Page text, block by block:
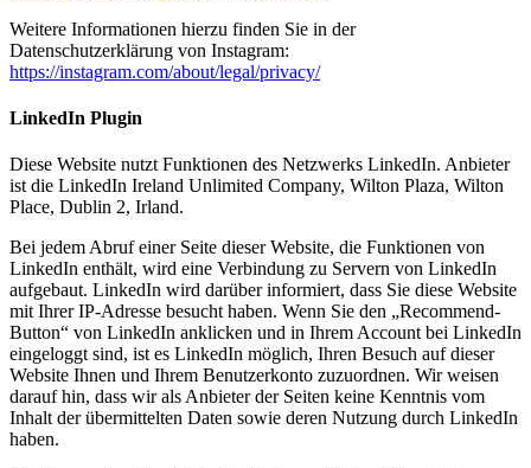
Weitere Informationen hierzu finden Sie in der
Datenschutzerklärung von Instagram:
https://instagram.com/about/legal/privacy/
LinkedIn Plugin
Diese Website nutzt Funktionen des Netzwerks LinkedIn. Anbieter
ist die LinkedIn Ireland Unlimited Company, Wilton Plaza, Wilton
Place, Dublin 2, Irland.
Bei jedem Abruf einer Seite dieser Website, die Funktionen von
LinkedIn enthält, wird eine Verbindung zu Servern von LinkedIn
aufgebaut. LinkedIn wird darüber informiert, dass Sie diese Website
mit Ihrer IP-Adresse besucht haben. Wenn Sie den „Recommend-
Button“ von LinkedIn anklicken und in Ihrem Account bei LinkedIn
eingeloggt sind, ist es LinkedIn möglich, Ihren Besuch auf dieser
Website Ihnen und Ihrem Benutzerkonto zuzuordnen. Wir weisen
darauf hin, dass wir als Anbieter der Seiten keine Kenntnis vom
Inhalt der übermittelten Daten sowie deren Nutzung durch LinkedIn
haben.